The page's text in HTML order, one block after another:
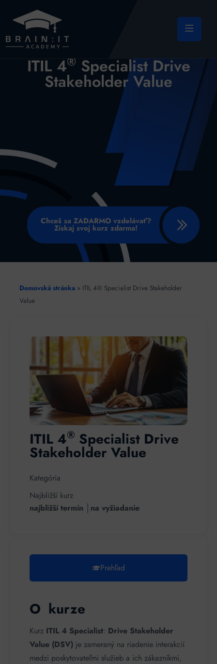
ITIL 4® Specialist Drive
Stakeholder Value
Chceš sa ZADARMO vzdelávať?
Získaj svoj kurz zdarma!
Domovská stránka » ITIL 4® Specialist Drive Stakeholder
Value
ITIL 4® Specialist Drive
Stakeholder Value
Kategória
Najbližší kurz
najbližší termín │na vyžiadanie
Prehľad
O kurze
Kurz ITIL 4 Specialist: Drive Stakeholder
Value (DSV) je zameraný na riadenie interakcií
medzi poskytovateľmi služieb a ich zákazníkmi,